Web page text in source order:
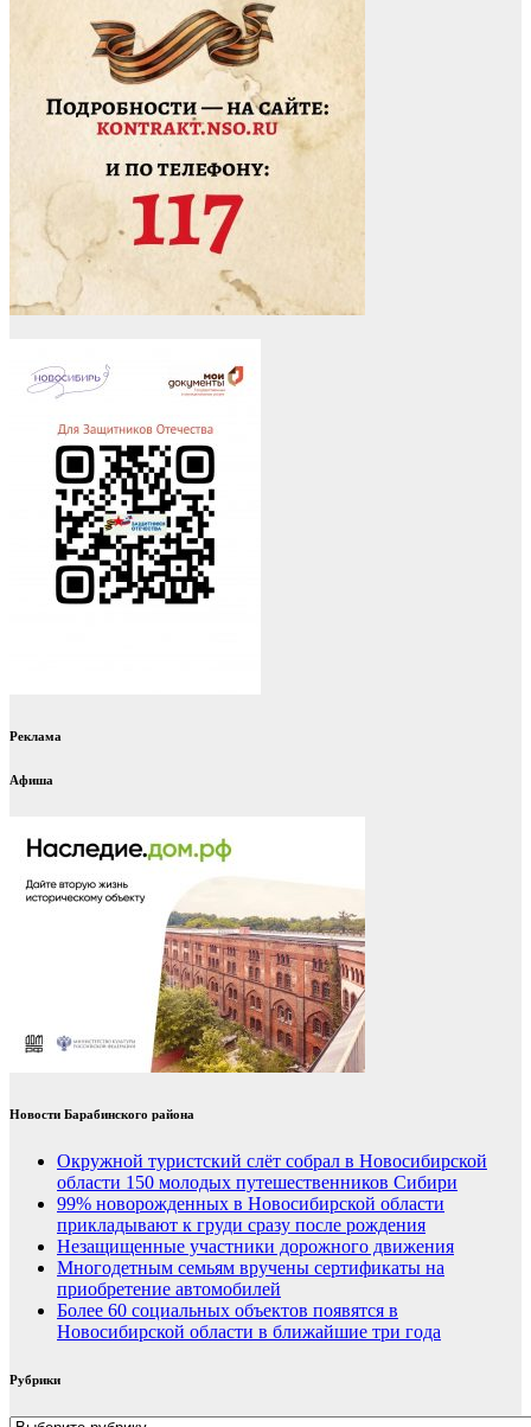
Реклама
Афиша
Новости Барабинского района
Окружной туристский слёт собрал в Новосибирской
области 150 молодых путешественников Сибири
99% новорожденных в Новосибирской области
прикладывают к груди сразу после рождения
Незащищенные участники дорожного движения
Многодетным семьям вручены сертификаты на
приобретение автомобилей
Более 60 социальных объектов появятся в
Новосибирской области в ближайшие три года
Рубрики